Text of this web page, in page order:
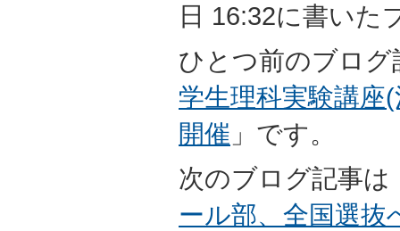
日 16:32に書いた
ひとつ前のブログ
学生理科実験講座
開催 」です。
次のブログ記事は
ール部、全国選抜